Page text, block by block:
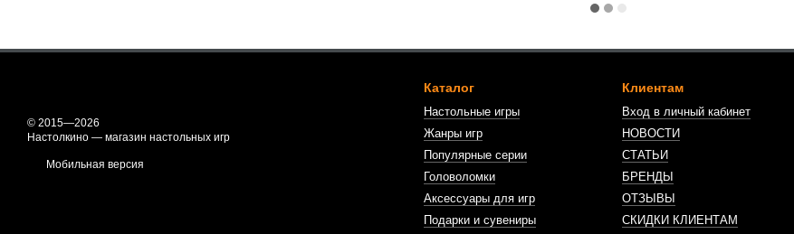
© 2015—2026
Настолкино — магазин настольных игр
Мобильная версия
Каталог
Настольные игры
Жанры игр
Популярные серии
Головоломки
Аксессуары для игр
Подарки и сувениры
Клиентам
Вход в личный кабинет
НОВОСТИ
СТАТЬИ
БРЕНДЫ
ОТЗЫВЫ
СКИДКИ КЛИЕНТАМ